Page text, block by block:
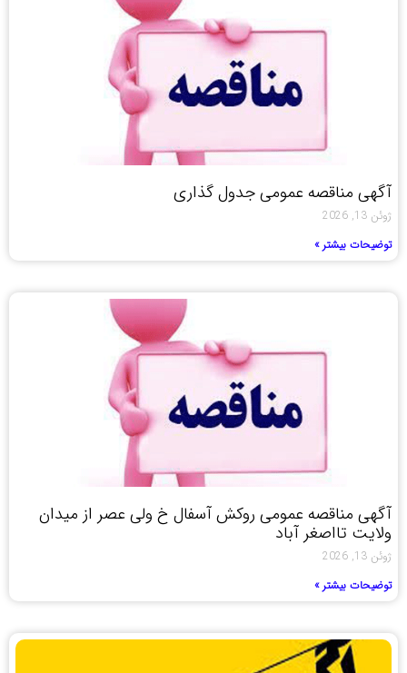
آگهی مناقصه عمومی جدول گذاری
ژوئن 13, 2026
توضیحات بیشتر »
آگهی مناقصه عمومی روکش آسفال خ ولی عصر از میدان
ولایت تااصغر آباد
ژوئن 13, 2026
توضیحات بیشتر »